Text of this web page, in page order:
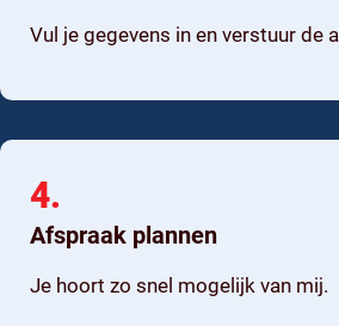
Vul je gegevens in en verstuur de
Afspraak plannen
4.
Je hoort zo snel mogelijk van mij.